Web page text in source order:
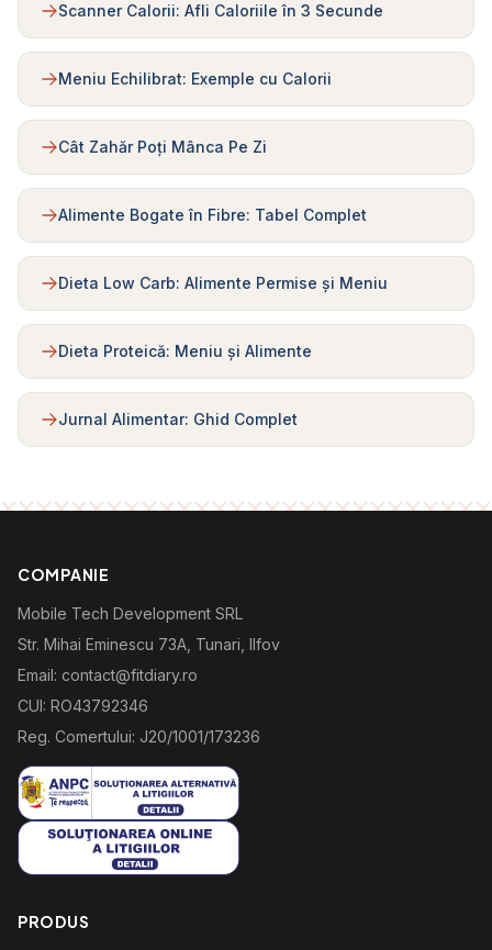
Scanner Calorii: Afli Caloriile în 3 Secunde
Meniu Echilibrat: Exemple cu Calorii
Cât Zahăr Poți Mânca Pe Zi
Alimente Bogate în Fibre: Tabel Complet
Dieta Low Carb: Alimente Permise și Meniu
Dieta Proteică: Meniu și Alimente
Jurnal Alimentar: Ghid Complet
COMPANIE
Mobile Tech Development SRL
Str. Mihai Eminescu 73A, Tunari, Ilfov
Email: contact@fitdiary.ro
CUI: RO43792346
Reg. Comertului: J20/1001/173236
PRODUS